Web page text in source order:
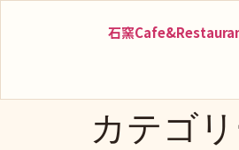
石窯
カテゴ